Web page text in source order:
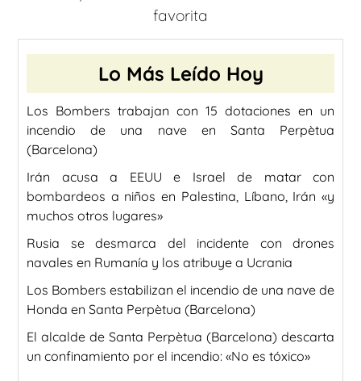
favorita
Lo Más Leído Hoy
Los Bombers trabajan con 15 dotaciones en un
incendio de una nave en Santa Perpètua
(Barcelona)
Irán acusa a EEUU e Israel de matar con
bombardeos a niños en Palestina, Líbano, Irán «y
muchos otros lugares»
Rusia se desmarca del incidente con drones
navales en Rumanía y los atribuye a Ucrania
Los Bombers estabilizan el incendio de una nave de
Honda en Santa Perpètua (Barcelona)
El alcalde de Santa Perpètua (Barcelona) descarta
un confinamiento por el incendio: «No es tóxico»